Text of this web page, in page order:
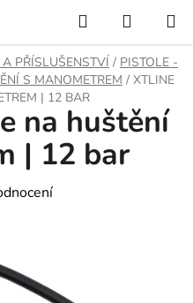
Hledat
KOŠÍK
PŘÍSLUŠENSTVÍ / PISTOLE -
S MANOMETREM / XTLINE
| 12 BAR
na huštění
| 12 bar